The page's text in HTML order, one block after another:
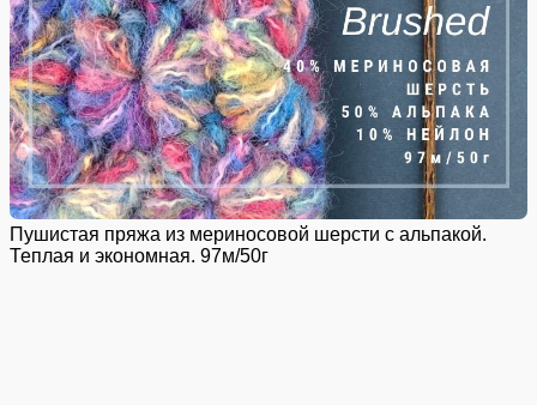
Пушистая пряжа из мериносовой шерсти с альпакой.
Теплая и экономная. 97м/50г